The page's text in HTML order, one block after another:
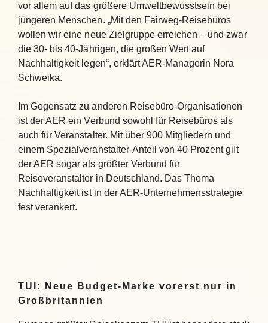
vor allem auf das größere Umweltbewusstsein bei
jüngeren Menschen. „Mit den Fairweg-Reisebüros
wollen wir eine neue Zielgruppe erreichen – und zwar
die 30- bis 40-Jährigen, die großen Wert auf
Nachhaltigkeit legen“, erklärt AER-Managerin Nora
Schweika.
Im Gegensatz zu anderen Reisebüro-Organisationen
ist der AER ein Verbund sowohl für Reisebüros als
auch für Veranstalter. Mit über 900 Mitgliedern und
einem Spezialveranstalter-Anteil von 40 Prozent gilt
der AER sogar als größter Verbund für
Reiseveranstalter in Deutschland. Das Thema
Nachhaltigkeit ist in der AER-Unternehmensstrategie
fest verankert.
TUI: Neue Budget-Marke vorerst nur in
Großbritannien